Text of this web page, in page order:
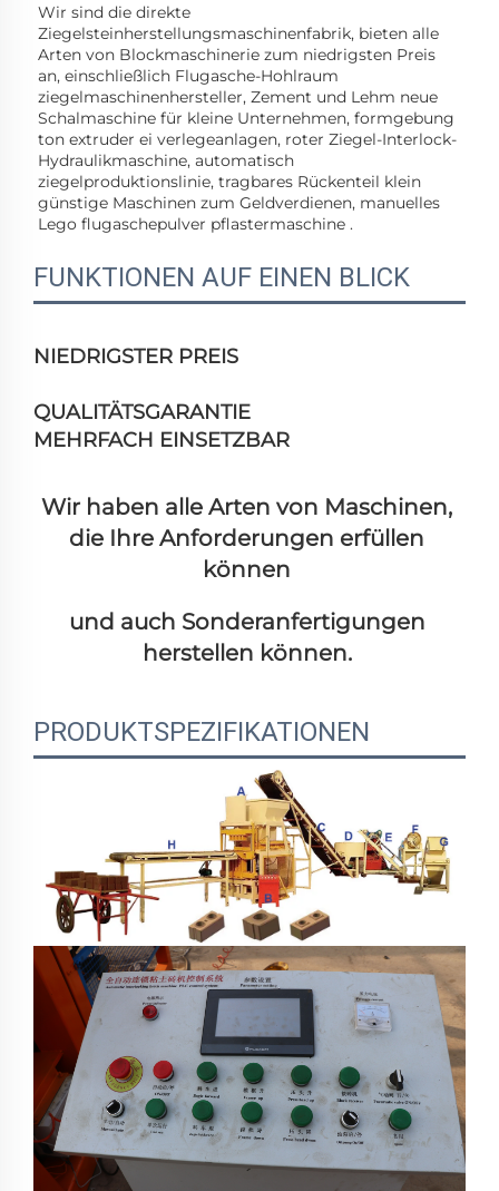
Wir sind die direkte
Ziegelsteinherstellungsmaschinenfabrik, bieten alle
Arten von Blockmaschinerie zum niedrigsten Preis
ziegelmaschinenhersteller, Zement und Lehm neue
Schalmaschine für kleine Unternehmen,
ton extruder ei verlegeanlagen, roter Ziegel-Interlock-
Hydraulikmaschine,
ziegelproduktionslinie,
günstige Maschinen zum Geldverdienen, manuelles
Lego flugaschepulver pflastermaschine .
FUNKTIONEN AUF EINEN BLICK
NIEDRIGSTER PREIS
QUALITÄTSGARANTIE
MEHRFACH EINSETZBAR
Wir haben alle Arten von Maschinen,
die Ihre Anforderungen erfüllen
können
und auch Sonderanfertigungen
herstellen können.
PRODUKTSPEZIFIKATIONEN